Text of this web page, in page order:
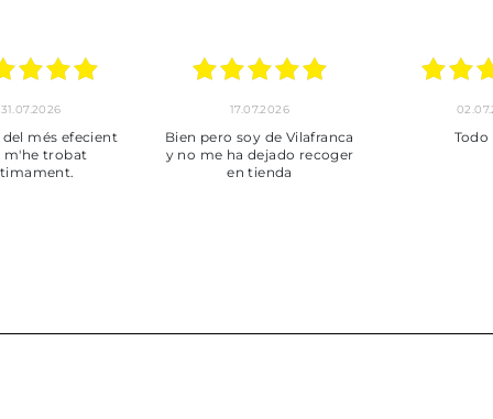
perfecte
24.06.2026
***
Pedido